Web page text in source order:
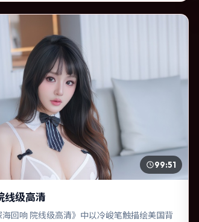
99:51
线级高清
回响 院线级高清》中以冷峻笔触描绘美国背